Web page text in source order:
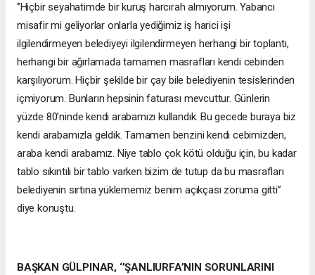
‘’Hiçbir seyahatimde bir kuruş harcırah almıyorum. Yabancı
misafir mi geliyorlar onlarla yediğimiz iş harici işi
ilgilendirmeyen belediyeyi ilgilendirmeyen herhangi bir toplantı,
herhangi bir ağırlamada tamamen masrafları kendi cebinden
karşılıyorum. Hiçbir şekilde bir çay bile belediyenin tesislerinden
içmiyorum. Bunların hepsinin faturası mevcuttur. Günlerin
yüzde 80’ninde kendi arabamızı kullandık. Bu gecede buraya biz
kendi arabamızla geldik. Tamamen benzini kendi cebimizden,
araba kendi arabamız. Niye tablo çok kötü olduğu için, bu kadar
tablo sıkıntılı bir tablo varken bizim de tutup da bu masrafları
belediyenin sırtına yüklememiz benim açıkçası zoruma gitti’’
diye konuştu.
BAŞKAN GÜLPINAR, ‘’ŞANLIURFA’NIN SORUNLARINI